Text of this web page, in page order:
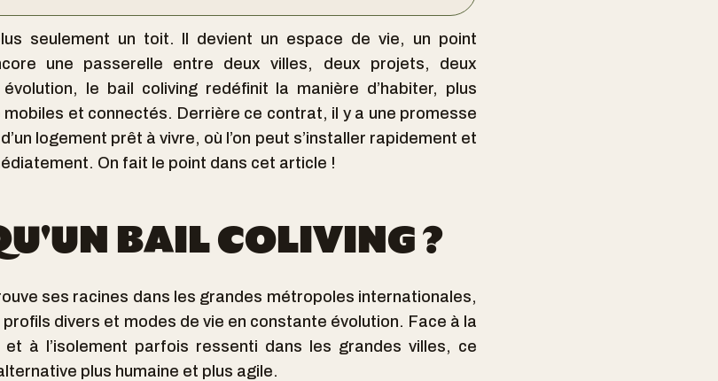
seulement un toit. Il devient un espace de vie, un point
une passerelle entre deux villes, deux projets, deux
le bail coliving redéfinit la manière d’habiter, plus
et connectés. Derrière ce contrat, il y a une promesse
logement prêt à vivre, où l’on peut s’installer rapidement et
On fait le point dans cet article !
BAIL COLIVING ?
ses racines dans les grandes métropoles internationales,
divers et modes de vie en constante évolution. Face à la
à l’isolement parfois ressenti dans les grandes villes, ce
plus humaine et plus agile.